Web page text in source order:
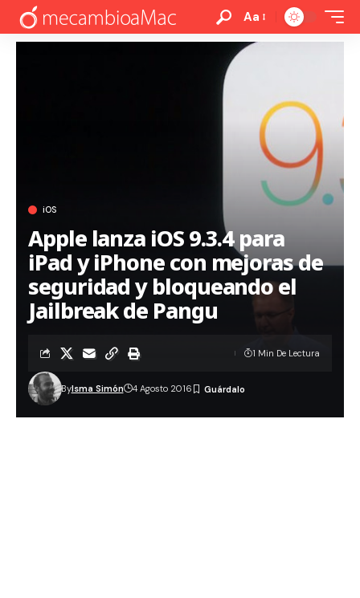
Aa
iOS
Apple lanza iOS 9.3.4 para
iPad y iPhone con mejoras de
seguridad y bloqueando el
Jailbreak de Pangu
ByIsma Simón 4 Agosto 2016
1 Min De Lectura